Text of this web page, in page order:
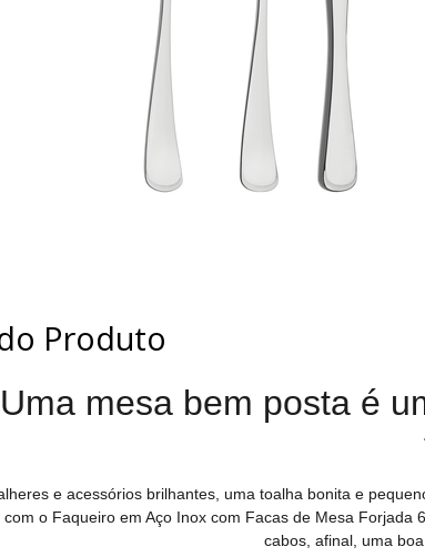
Produto
Uma mesa bem posta é
e acessórios brilhantes, uma toalha bonita e
com o Faqueiro em Aço Inox com Facas de Mesa
cabos, afinal, uma